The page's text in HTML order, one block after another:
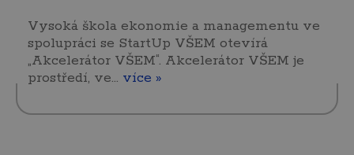
Vysoká škola ekonomie a managementu ve
spolupráci se StartUp VŠEM otevírá
„Akcelerátor VŠEM“. Akcelerátor VŠEM je
prostředí, ve… více »